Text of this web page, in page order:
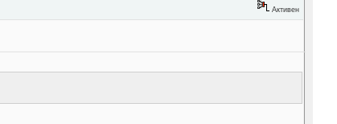
Активен